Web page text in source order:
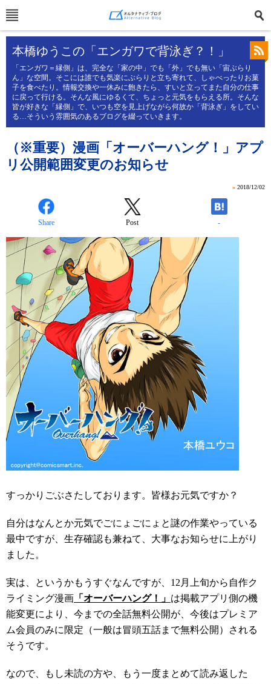
本橋ゆうこの「エンガワで背泳ぎ？！」
「エンガワ＝縁側」は、完全な「家の中」でも「外」でも無い「宙ぶらり
ん」な空間。そこには誰でも気楽にぶらりと立ち寄れて、しゃべったりお菓
子を食べたり。情報交換や一休みに飽きたら、すいと立ってまた自分の仕事
に戻って行ける。そんな風にゆるくて、ちょっと元気をもらえる所。そんな
皆が好きな「縁側」で、いつも空を見上げながら何故か「背泳ぎ」をしてい
る…そういう雰囲気のあるブログを綴っていきます。
（※重要）漫画「オーバーハング！」アプ
リ公開範囲変更のお知らせ
» 2018/12/02
Share Post -
すっかりごぶさたしております。皆様お元気ですか？
自分はなんとか元気でごにょごにょと謎の作業やっている
最中ですが、生存確認も兼ねて、大事なお知らせに上がり
ました。
実は、というかもうすぐなんですが、12月上旬から自作ク
ライミング漫画 「オーバーハング！」 は掲載アプリ側の機
能変更により、今までの全話無料公開が、今後はプレミア
ム会員のみに限定（一般は冒頭五話まで無料公開）される
そうです。
なので、もし未読の方や、もう一度まとめて読み返した